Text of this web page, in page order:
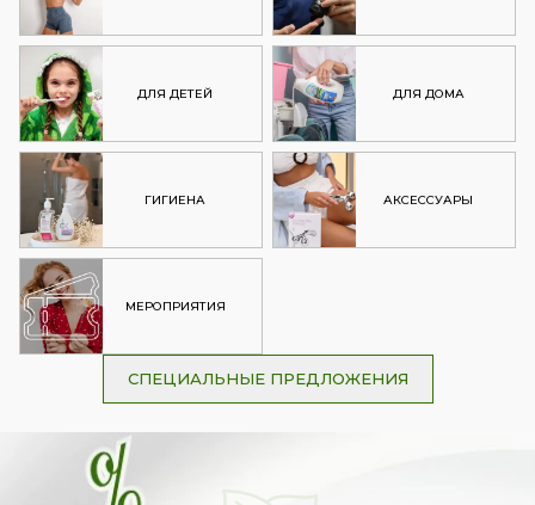
ДЛЯ ДЕТЕЙ ДЛЯ ДОМА
ГИГИЕНА АКСЕССУАРЫ
МЕРОПРИЯТИЯ
СПЕЦИАЛЬНЫЕ ПРЕДЛОЖЕНИЯ